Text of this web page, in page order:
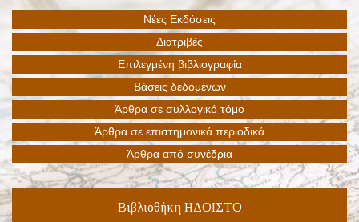
Βιβλιοθήκη ΗΔΟΙΣΤΟ